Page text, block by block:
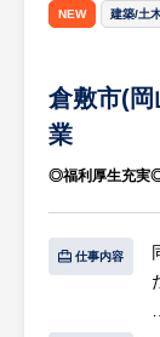
NEW 建築/土
倉敷市(
業
◎福利厚生充実
仕事内容